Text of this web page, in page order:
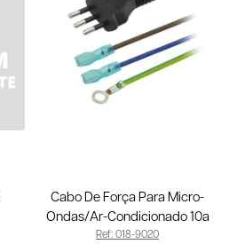
Cabo De Força Para Micro-
Ondas/Ar-Condicionado 10a
Preto 018-9020
Ref: 018-9020